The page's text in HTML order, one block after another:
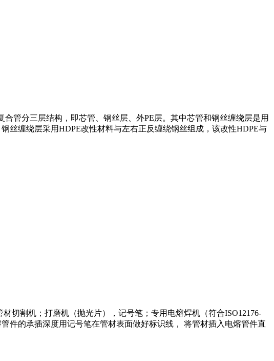
管分三层结构，即芯管、钢丝层、外PE层。其中芯管和钢丝缠绕层是用
丝缠绕层采用HDPE改性材料与左右正反缠绕钢丝组成，该改性HDPE与
切割机；打磨机（抛光片），记号笔；专用电熔焊机（符合ISO12176-
件的承插深度用记号笔在管材表面做好标识线， 将管材插入电熔管件直